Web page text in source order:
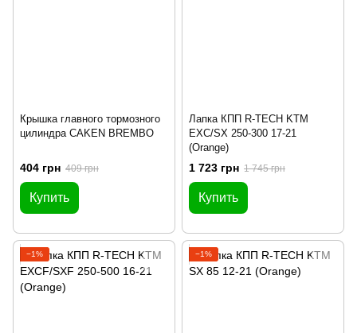
Крышка главного тормозного
цилиндра CAKEN BREMBO
404 грн 409 грн
Купить
Лапка КПП R-TECH KTM
EXC/SX 250-300 17-21
(Orange)
1 723 грн 1 745 грн
Купить
−1% −1%